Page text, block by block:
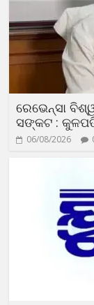
ରେଭେନ୍ସା
ସଙ୍କଟ :
06/08/2026